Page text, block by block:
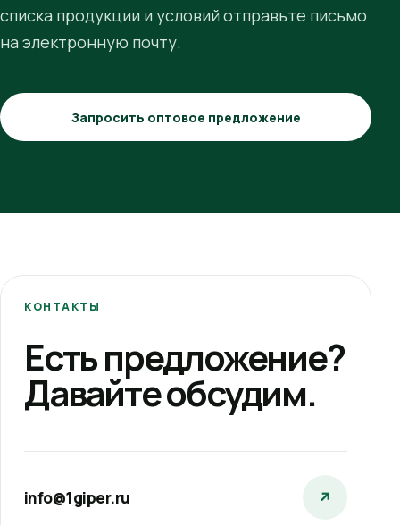
списка продукции и условий отправьте письмо
на электронную почту.
Запросить оптовое предложение
КОНТАКТЫ
Есть предложение?
Давайте обсудим.
info@1giper.ru ↗